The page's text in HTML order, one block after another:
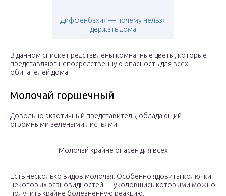
Диффенбахия — почему нельзя
держать дома
В данном списке представлены комнатные цветы, которые
представляют непосредственную опасность для всех
обитателей дома.
Молочай горшечный
Довольно экзотичный представитель, обладающий
огромными зелеными листьями.
Молочай крайне опасен для всех
Есть несколько видов молочая. Особенно ядовиты колючки
некоторых разновидностей — уколовшись которыми можно
получить крайне болезненную реакцию.